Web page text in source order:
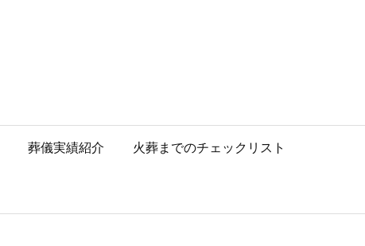
葬儀実績紹介 火葬までのチェックリスト